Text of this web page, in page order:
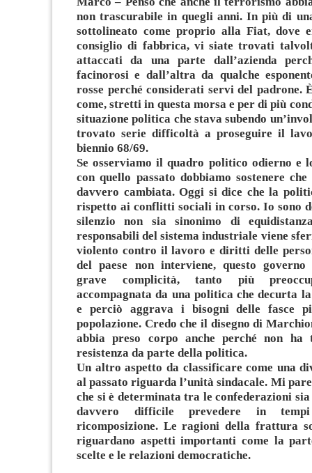
non trascurabile in quegli anni. In più di
sottolineato come proprio alla Fiat, dove
consiglio di fabbrica, vi siate trovati
attaccati da una parte dall’azienda
facinorosi e dall’altra da qualche
rosse perché considerati servi del padrone.
come, stretti in questa morsa e per di più
situazione politica che stava subendo
trovato serie difficoltà a proseguire il
biennio 68/69.
Se osserviamo il quadro politico odierno e
con quello passato dobbiamo sostenere
davvero cambiata. Oggi si dice che la
rispetto ai conflitti sociali in corso. Io sono
silenzio non sia sinonimo di
responsabili del sistema industriale viene
violento contro il lavoro e diritti delle
del paese non interviene, questo governo
grave complicità, tanto più
accompagnata da una politica che decurta
e perciò aggrava i bisogni delle fasce
popolazione. Credo che il disegno di
abbia preso corpo anche perché non ha
resistenza da parte della politica.
Un altro aspetto da classificare come una
al passato riguarda l’unità sindacale. Mi
che si è determinata tra le confederazioni
davvero difficile prevedere in
ricomposizione. Le ragioni della frattura
riguardano aspetti importanti come la
scelte e le relazioni democratiche.